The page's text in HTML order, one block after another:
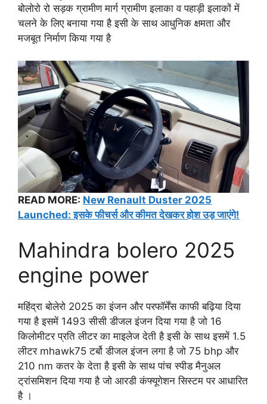
बोलोरो रो सड़क ग्रामीण मार्ग ग्रामीण इलाका व पहाड़ी इलाकों में
चलने के लिए बनाया गया है इसी के साथ आधुनिक क्षमता और
मजबूत निर्माण किया गया है
READ MORE: New Renault Duster 2025
Launched: इसके फीचर्स और कीमत देखकर होश उड़ जाएंगे!
Mahindra bolero 2025
engine power
महिंद्रा बोलेरो 2025 का इंजन और परफॉर्मेंस काफी बढ़िया दिया
गया है इसमें 1493 सीसी डीजल इंजन दिया गया है जो 16
किलोमीटर प्रति लीटर का माइलेज देती है इसी के साथ इसमें 1.5
लीटर mhawk75 टर्बो डीजल इंजन लगा है जो 75 bhp और
210 nm कतर के देता है इसी के साथ पांच स्पीड मैनुअल
ट्रांसमिशन दिया गया है जो आरडी कंफ्यूगेशन सिस्टम पर आधारित
है ।